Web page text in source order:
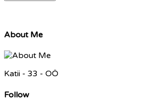
About Me
Katii - 33 - OÖ
Follow